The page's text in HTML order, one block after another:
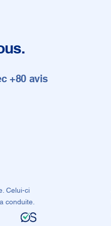
+80 avis
Celui-ci
conduite.